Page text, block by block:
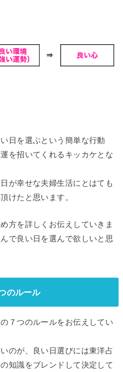
日を選ぶという簡単な行動
を招いてくれるキッカケとな
が幸せな夫婦生活にとはても
けたと思います。
方を詳しくお伝えしていきま
で良い日を選んで欲しいと思
のルール
７つのルールをお伝えしてい
のが、良い日選びには東洋占
知識をブレンドして決定して